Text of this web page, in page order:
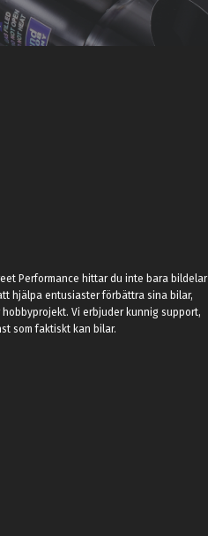
Performance hittar du inte bara bildelar
hjälpa entusiaster förbättra sina bilar,
Vi erbjuder kunnig support,
som faktiskt kan bilar.